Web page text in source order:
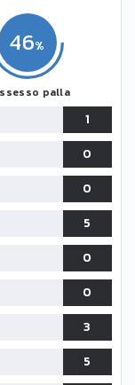
46
palla
1
0
0
5
0
0
3
5